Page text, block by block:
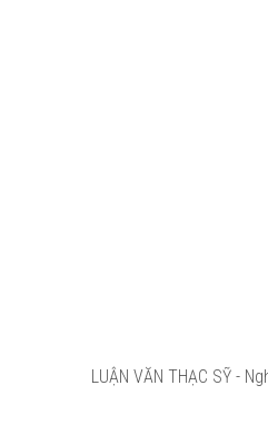
LUẬN VĂN THẠC SỸ -